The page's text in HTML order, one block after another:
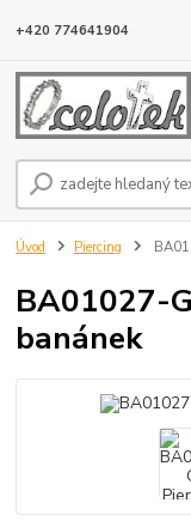
+420 774641904
Úvod Piercing
BA01027-
banánek